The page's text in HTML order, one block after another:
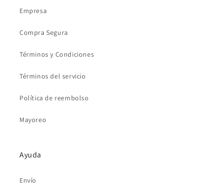
Empresa
Compra Segura
Términos y Condiciones
Términos del servicio
Política de reembolso
Mayoreo
Ayuda
Envío